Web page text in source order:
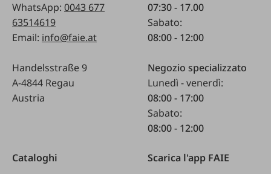
WhatsApp: 0043 677
63514619
Email: info@faie.at
Handelsstraße 9
A-4844 Regau
Austria
07:30 - 17.00
Sabato:
08:00 - 12:00
Negozio specializzato
Lunedì - venerdì:
08:00 - 17:00
Sabato:
08:00 - 12:00
Cataloghi Scarica l'app FAIE